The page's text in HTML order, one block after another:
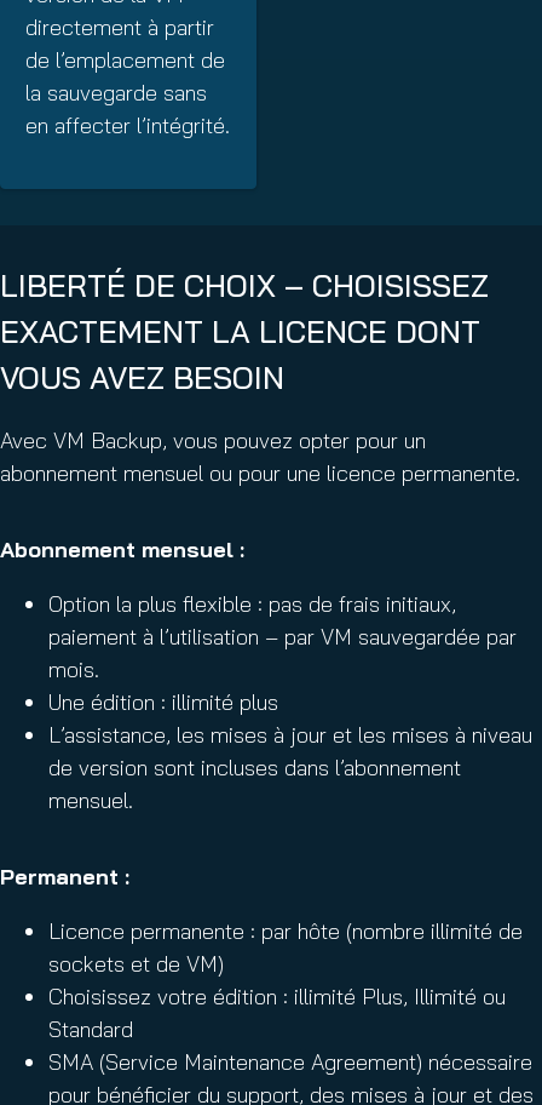
directement à partir
de l’emplacement de
la sauvegarde sans
en affecter l’intégrité.
LIBERTÉ DE CHOIX – CHOISISSEZ
EXACTEMENT LA LICENCE DONT
VOUS AVEZ BESOIN
Avec VM Backup, vous pouvez opter pour un
abonnement mensuel ou pour une licence permanente.
Abonnement mensuel :
Option la plus flexible : pas de frais initiaux,
paiement à l’utilisation – par VM sauvegardée par
mois.
Une édition : illimité plus
L’assistance, les mises à jour et les mises à niveau
de version sont incluses dans l’abonnement
mensuel.
Permanent :
Licence permanente : par hôte (nombre illimité de
sockets et de VM)
Choisissez votre édition : illimité Plus, Illimité ou
Standard
SMA (Service Maintenance Agreement) nécessaire
pour bénéficier du support, des mises à jour et des